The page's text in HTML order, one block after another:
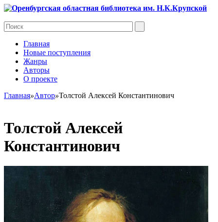
Главная
Новые поступления
Жанры
Авторы
О проекте
Главная»Автор»Толстой Алексей Константинович
Толстой Алексей
Константинович